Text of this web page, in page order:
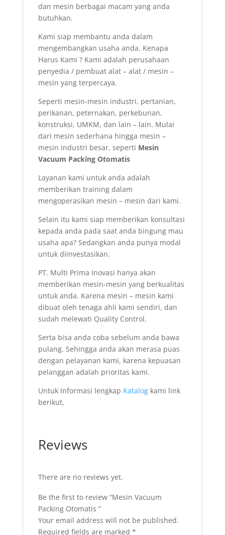
dan mesin berbagai macam yang anda
butuhkan.
Kami siap membantu anda dalam
mengembangkan usaha anda. Kenapa
Harus Kami ? Kami adalah perusahaan
penyedia / pembuat alat – alat / mesin –
mesin yang terpercaya.
Seperti mesin-mesin industri, pertanian,
perikanan, peternakan, perkebunan,
konstruksi, UMKM, dan lain – lain. Mulai
dari mesin sederhana hingga mesin –
mesin industri besar, seperti Mesin
Vacuum Packing Otomatis
Layanan kami untuk anda adalah
memberikan training dalam
mengoperasikan mesin – mesin dari kami.
Selain itu kami siap memberikan konsultasi
kepada anda pada saat anda bingung mau
usaha apa? Sedangkan anda punya modal
untuk diinvestasikan.
PT. Multi Prima Inovasi hanya akan
memberikan mesin-mesin yang berkualitas
untuk anda. Karena mesin – mesin kami
dibuat oleh tenaga ahli kami sendiri, dan
sudah melewati Quality Control.
Serta bisa anda coba sebelum anda bawa
pulang. Sehingga anda akan merasa puas
dengan pelayanan kami, karena kepuasan
pelanggan adalah prioritas kami.
Untuk Informasi lengkap Katalogkami link
berikut,
Reviews
There are no reviews yet.
Be the first to review “Mesin Vacuum
Packing Otomatis ”
Your email address will not be published.
Required fields are marked *